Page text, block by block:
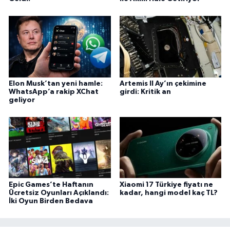
Elon Musk’tan yeni hamle:
WhatsApp’a rakip XChat
geliyor
Artemis II Ay’ın çekimine
girdi: Kritik an
Epic Games’te Haftanın
Ücretsiz Oyunları Açıklandı:
İki Oyun Birden Bedava
Xiaomi 17 Türkiye fiyatı ne
kadar, hangi model kaç TL?